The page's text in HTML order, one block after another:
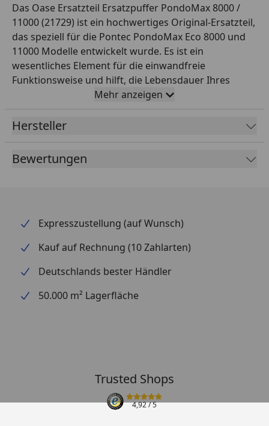
Das Oase Ersatzteil Ersatzpuffer PondoMax 8000 /
11000 (21729) ist ein hochwertiges Original-Ersatzteil,
das speziell für die Pontec PondoMax Eco 8000 und
11000 Modelle entwickelt wurde. Es ist ein
wesentliches Element für die einwandfreie
Funktionsweise und hilft, die Lebensdauer Ihres
Teichs zu verlängern. Wir empfehlen Ihnen, dieses
Ersatzteil zu verwenden, um sicherzustellen, dass Ihr
Teich stets optimal funktioniert.
Mehr anzeigen
Hersteller
Bewertungen
Expresszustellung (auf Wunsch)
Kauf auf Rechnung (10 Zahlarten)
Deutschlands bester Händler
50.000 m² Lagerfläche
Trusted Shops
4,92/ 5